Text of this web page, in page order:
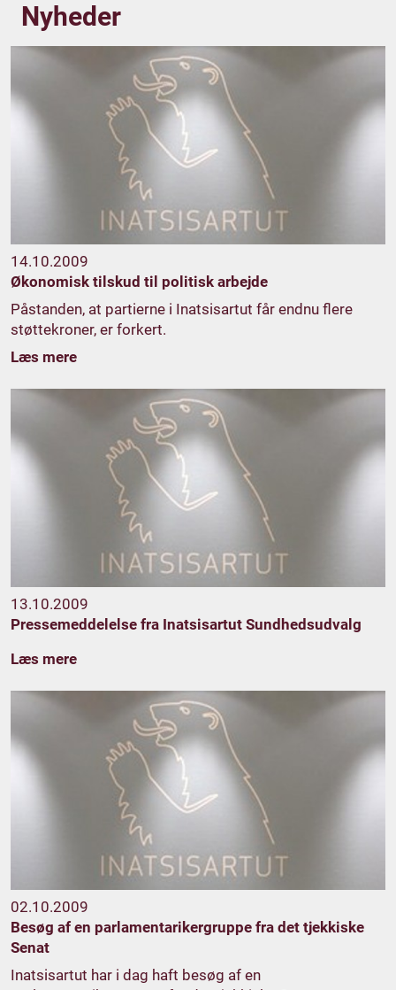
Nyheder
14.10.2009
Økonomisk tilskud til politisk arbejde
Påstanden, at partierne i Inatsisartut får endnu flere
støttekroner, er forkert.
Læs mere
13.10.2009
Pressemeddelelse fra Inatsisartut Sundhedsudvalg
Læs mere
02.10.2009
Besøg af en parlamentarikergruppe fra det tjekkiske
Senat
Inatsisartut har i dag haft besøg af en